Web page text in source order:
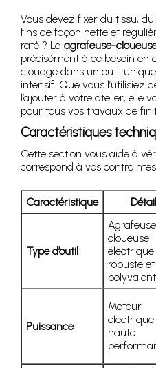
Vous devez fixer du tissu,
fins de façon nette et
raté ? La agrafeuse-
précisément à ce besoin
clouage dans un outil
intensif. Que vous l’utilisiez
l’ajouter à votre atelier, elle
pour tous vos travaux de
Caractéristiques
Cette section vous aide à
correspond à vos
Caractéristique Détail
Type d’outil
cloueuse
électrique
robuste et
Puissance
Moteur
électrique
haute